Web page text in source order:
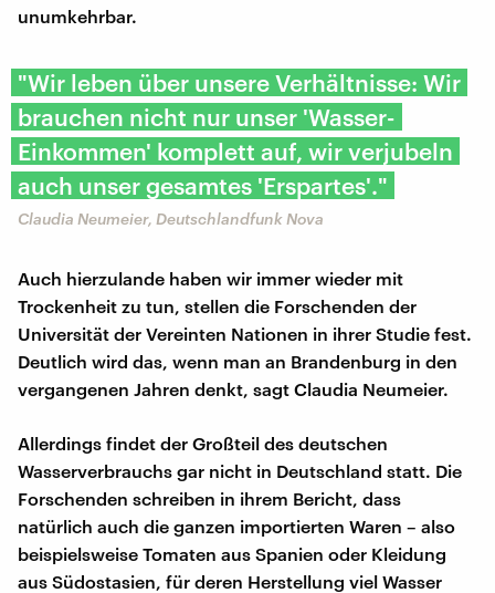
unumkehrbar.
"Wir leben über unsere Verhältnisse: Wir
brauchen nicht nur unser 'Wasser-
Einkommen' komplett auf, wir verjubeln
auch unser gesamtes 'Erspartes'."
Claudia Neumeier, Deutschlandfunk Nova
Auch hierzulande haben wir immer wieder mit
Trockenheit zu tun, stellen die Forschenden der
Universität der Vereinten Nationen in ihrer Studie fest.
Deutlich wird das, wenn man an Brandenburg in den
vergangenen Jahren denkt, sagt Claudia Neumeier.
Allerdings findet der Großteil des deutschen
Wasserverbrauchs gar nicht in Deutschland statt. Die
Forschenden schreiben in ihrem Bericht, dass
natürlich auch die ganzen importierten Waren – also
beispielsweise Tomaten aus Spanien oder Kleidung
aus Südostasien, für deren Herstellung viel Wasser